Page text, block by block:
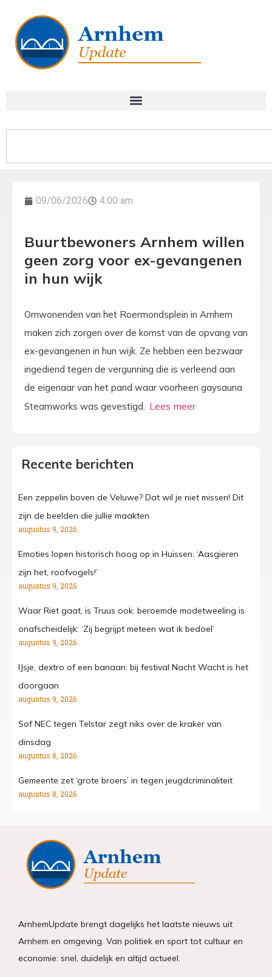
09/06/2026 4:00 am
Buurtbewoners Arnhem willen
geen zorg voor ex-gevangenen
in hun wijk
Omwonenden van het Roermondsplein in Arnhem
maken zich zorgen over de komst van de opvang van
ex-gevangenen in hun wijk. Ze hebben een bezwaar
ingediend tegen de vergunning die is verleend aan
de eigenaar van het pand waar voorheen gaysauna
Steamworks was gevestigd.
Recente berichten
Een zeppelin boven de Veluwe? Dat wil je niet missen! Dit
zijn de beelden die jullie maakten
augustus 9, 2026
Emoties lopen historisch hoog op in Huissen: ‘Aasgieren
zijn het, roofvogels!’
augustus 9, 2026
Waar Riet gaat, is Truus ook: beroemde modetweeling is
onafscheidelijk: ‘Zij begrijpt meteen wat ik bedoel’
augustus 9, 2026
IJsje, dextro of een banaan: bij festival Nacht Wacht is het
doorgaan
augustus 9, 2026
Sof NEC tegen Telstar zegt niks over de kraker van
dinsdag
augustus 8, 2026
Gemeente zet ‘grote broers’ in tegen jeugdcriminaliteit
augustus 8, 2026
ArnhemUpdate brengt dagelijks het laatste nieuws uit
Arnhem en omgeving. Van politiek en sport tot cultuur en
economie: snel, duidelijk en altijd actueel.